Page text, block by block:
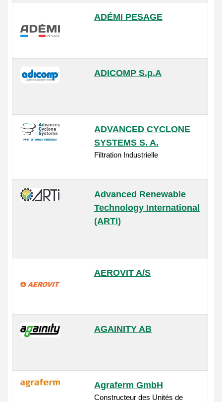
ADÉMI PESAGE
ADICOMP S.p.A
ADVANCED CYCLONE
SYSTEMS S. A.
Filtration Industrielle
Advanced Renewable
Technology International
(ARTi)
AEROVIT A/S
AGAINITY AB
Agraferm GmbH
Constructeur des Unités de